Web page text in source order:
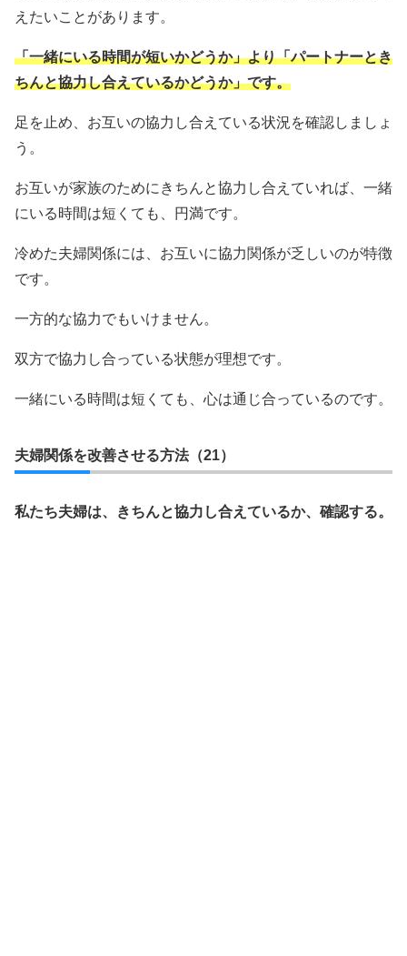
えたいことがあります。
「一緒にいる時間が短いかどうか」より「パートナーとき
ちんと協力し合えているかどうか」です。
足を止め、お互いの協力し合えている状況を確認しましょ
う。
お互いが家族のためにきちんと協力し合えていれば、一緒
にいる時間は短くても、円満です。
冷めた夫婦関係には、お互いに協力関係が乏しいのが特徴
です。
一方的な協力でもいけません。
双方で協力し合っている状態が理想です。
一緒にいる時間は短くても、心は通じ合っているのです。
夫婦関係を改善させる方法（21）
私たち夫婦は、きちんと協力し合えているか、確認する。